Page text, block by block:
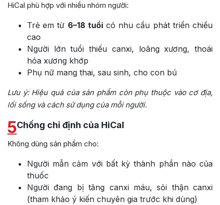
HiCal phù hợp với nhiều nhóm người:
Trẻ em từ 6–18 tuổicó nhu cầu phát triển chiều
cao
Người lớn tuổi thiếu canxi, loãng xương, thoái
hóa xương khớp
Phụ nữ mang thai, sau sinh, cho con bú
Lưu ý:Hiệu quả của sản phẩm còn phụ thuộc vào cơ địa,
lối sống và cách sử dụng của mỗi người.
5Chống chỉ định của HiCal
Không dùng sản phẩm cho:
Người mẫn cảm với bất kỳ thành phần nào của
thuốc
Người đang bị tăng canxi máu, sỏi thận canxi
(tham khảo ý kiến chuyên gia trước khi dùng)